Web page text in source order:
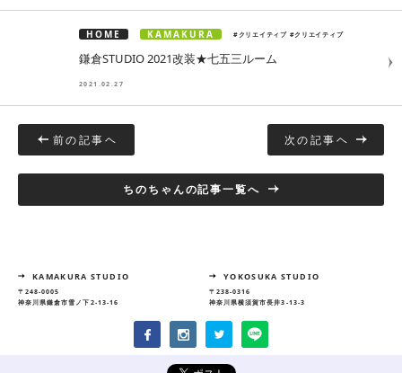
HOME KAMAKURA #クリエイティブ #クリエイティブ
鎌倉STUDIO 2021改装★七五三ルーム
2021.02.27
前の記事ヘ 次の記事ヘ
ちのちゃんの記事一覧へ
KAMAKURA STUDIO
〒248-0005
神奈川県鎌倉市雪ノ下2-13-16
YOKOSUKA STUDIO
〒238-0316
神奈川県横須賀市長井3-13-3
© 2015 PRIVATE PHOTO STUDIO HOME.